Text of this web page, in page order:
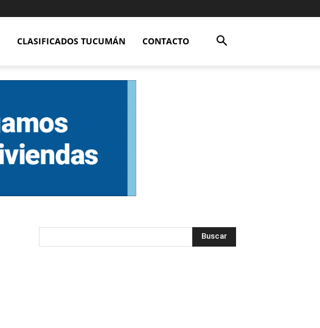
CLASIFICADOS TUCUMÁN CONTACTO